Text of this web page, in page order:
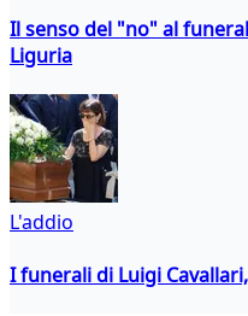
Il senso del "no" al
Liguria
L'addio
I funerali di Luigi